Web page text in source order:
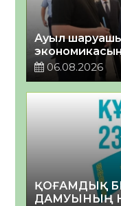
Ауыл
06.08.2026
ҚОҒАМДЫҚ
ДАМУЫНЫҢ